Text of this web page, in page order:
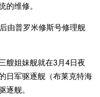
的维修。
由普罗米修斯号修理舰
艘姐妹舰就在3月4日夜
日军驱逐舰（布莱克特海
逐舰。